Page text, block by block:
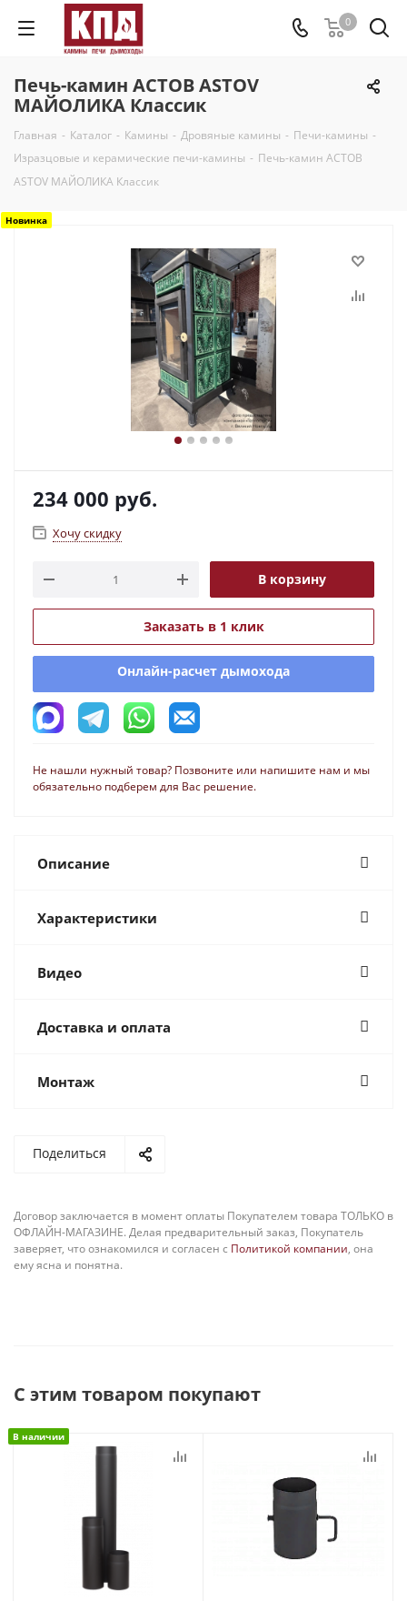
0
Печь-камин АСТОВ ASTOV
МАЙОЛИКА Классик
Главная - Каталог - Камины - Дровяные камины - Печи-камины -
Изразцовые и керамические печи-камины - Печь-камин АСТОВ
ASTOV МАЙОЛИКА Классик
Новинка
234 000 руб.
Хочу скидку
В корзину
Заказать в 1 клик
Онлайн-расчет дымохода
Не нашли нужный товар? Позвоните или напишите нам и мы
обязательно подберем для Вас решение.
Описание
Характеристики
Видео
Доставка и оплата
Монтаж
Поделиться
Договор заключается в момент оплаты Покупателем товара ТОЛЬКО в
ОФЛАЙН-МАГАЗИНЕ. Делая предварительный заказ, Покупатель
заверяет, что ознакомился и согласен с Политикой компании, она
ему ясна и понятна.
С этим товаром покупают
В наличии